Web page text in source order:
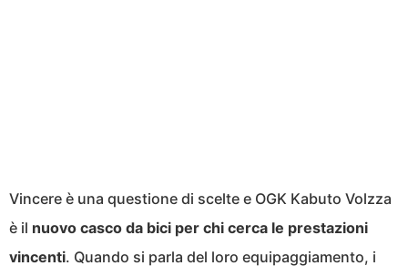
Vincere è una questione di scelte e OGK Kabuto Volzza
è il nuovo casco da bici per chi cerca le prestazioni
vincenti. Quando si parla del loro equipaggiamento, i